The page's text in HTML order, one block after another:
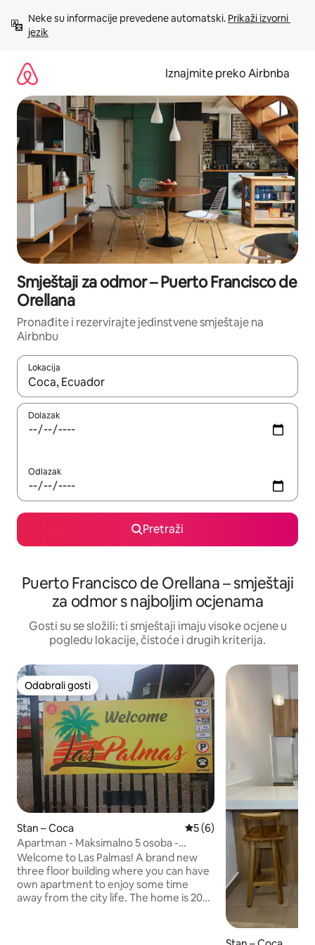
sadržaj
Neke su informacije prevedene automatski. Prikaži izvorni
jezik
Iznajmite preko Airbnba
Smještaji za odmor – Puerto Francisco de
Orellana
Pronađite i rezervirajte jedinstvene smještaje na
Airbnbu
Lokacija
Kada budu dostupni rezultati, moći ćete ih pregledati
Dolazak
Odlazak
Pretraži
Puerto Francisco de Orellana – smještaji
za odmor s najboljim ocjenama
Gosti su se složili: ti smještaji imaju visoke ocjene u
pogledu lokacije, čistoće i drugih kriterija.
Odabrali gosti
Odabrali gosti
Stan – Coca Prosječna ocjena: 5/5,
5 (6)
Apartman - Maksimalno 5 osoba -
Privatno parkiralište
Welcome to Las Palmas! A brand new
three floor building where you can have
own apartment to enjoy some time
away from the city life. The home is 20